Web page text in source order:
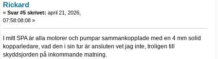
Rickard
« Svar #5 skrivet: april 21, 2026,
07:58:08:08 »
I mitt SPA är alla motorer och pumpar sammankopplade med en 4 mm solid
kopparledare, vad den i sin tur är ansluten vet jag inte, troligen till
skyddsjorden på inkommande matning.